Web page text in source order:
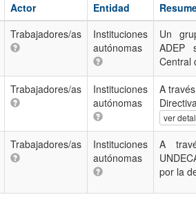
Actor Entidad
Trabajadores/as
Instituciones
autónomas
Un
ADEP
Central
Trabajadores/as
Instituciones
autónomas
A
ver
Trabajadores/as
Instituciones
autónomas
A
por la